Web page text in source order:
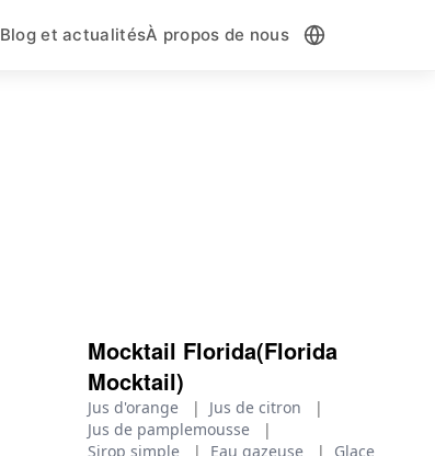
Blog et actualitésÀ propos de nous
Mocktail Florida(Florida
Mocktail)
Jus d'orange | Jus de citron
|
Jus de pamplemousse
|
Sirop simple
| Eau gazeuse | Glace